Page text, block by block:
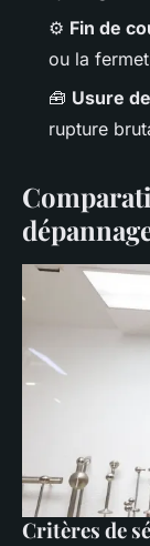
⚙️ Fin de
ou la
🧰 Usure
rupture
Critères de